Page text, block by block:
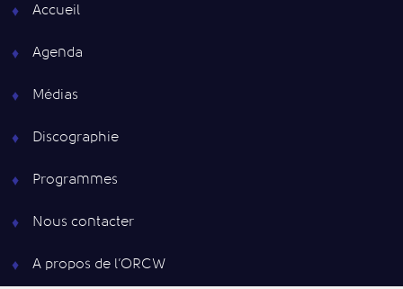
Accueil
Agenda
Médias
Discographie
Programmes
Nous contacter
A propos de l’ORCW